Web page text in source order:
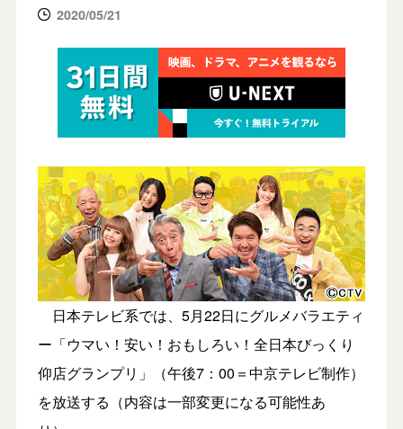
2020/05/21
日本テレビ系では、5月22日にグルメバラエティ
ー「ウマい！安い！おもしろい！全日本びっくり
仰店グランプリ」（午後7：00＝中京テレビ制作）
を放送する（内容は一部変更になる可能性あ